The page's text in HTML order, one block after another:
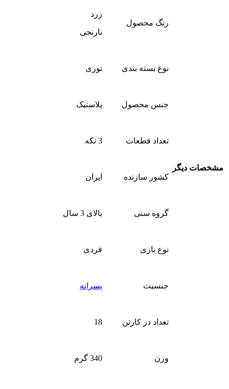
مشخصات دیگر
رنگ محصول
زرد
نارنجی
نوع بسته بندی توری
جنس محصول پلاستیک
تعداد قطعات 3 تکه
کشور سازنده ایران
گروه سنی بالای 3 سال
نوع بازی فردی
جنسیت پسرانه
تعداد در کارتن 18
وزن 340 گرم